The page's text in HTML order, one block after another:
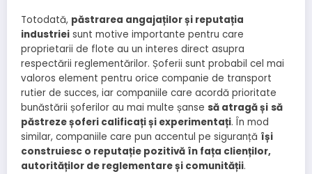
Totodată, păstrarea angajaților și reputația
industriei sunt motive importante pentru care
proprietarii de flote au un interes direct asupra
respectării reglementărilor. Șoferii sunt probabil cel mai
valoros element pentru orice companie de transport
rutier de succes, iar companiile care acordă prioritate
bunăstării șoferilor au mai multe șanse să atragă și să
păstreze șoferi calificați și experimentați. În mod
similar, companiile care pun accentul pe siguranță își
construiesc o reputație pozitivă în fața clienților,
autorităților de reglementare și comunității.